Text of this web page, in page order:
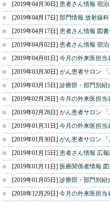
[2019年04月30日] 患者さん情報 宿
[2019年04月17日] 部門情報 放射線
[2019年04月17日] 患者さん情報 図
[2019年04月02日] 患者さん情報 宿
[2019年04月01日] 今月の外来医担当
[2019年03月30日] がん患者サロン
[2019年03月15日] 診療部・部門別紹
[2019年02月28日] 今月の外来医担当
[2019年02月28日] がん患者サロン
[2019年01月31日] 今月の外来医担当
[2019年01月30日] がん患者サロン
[2019年01月15日] 患者さん情報 広
[2019年01月11日] 医療関係者情報
[2019年01月05日] 診療部・部門別紹
[2018年12月29日] 今月の外来医担当